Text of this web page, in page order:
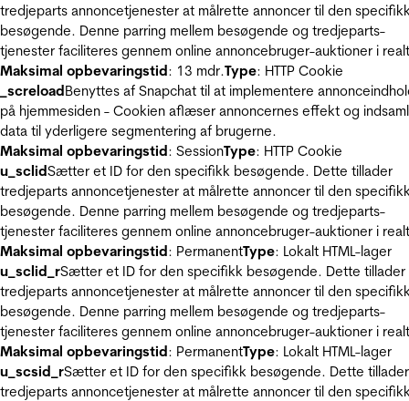
tredjeparts annoncetjenester at målrette annoncer til den
besøgende. Denne parring mellem besøgende og tredjeparts-
tjenester faciliteres gennem online annoncebruger-auktioner i
Maksimal opbevaringstid: 13 mdr.Type: HTTP Cookie
_screloadBenyttes af Snapchat til at implementere
på hjemmesiden - Cookien aflæser annoncernes effekt og
data til yderligere segmentering af brugerne.
Maksimal opbevaringstid: SessionType: HTTP Cookie
u_sclidSætter et ID for den specifikk besøgende. Dette tillader
tredjeparts annoncetjenester at målrette annoncer til den
besøgende. Denne parring mellem besøgende og tredjeparts-
tjenester faciliteres gennem online annoncebruger-auktioner i
Maksimal opbevaringstid: PermanentType: Lokalt HTML-lager
u_sclid_rSætter et ID for den specifikk besøgende. Dette tillader
tredjeparts annoncetjenester at målrette annoncer til den
besøgende. Denne parring mellem besøgende og tredjeparts-
tjenester faciliteres gennem online annoncebruger-auktioner i
Maksimal opbevaringstid: PermanentType: Lokalt HTML-lager
u_scsid_rSætter et ID for den specifikk besøgende. Dette tillader
tredjeparts annoncetjenester at målrette annoncer til den